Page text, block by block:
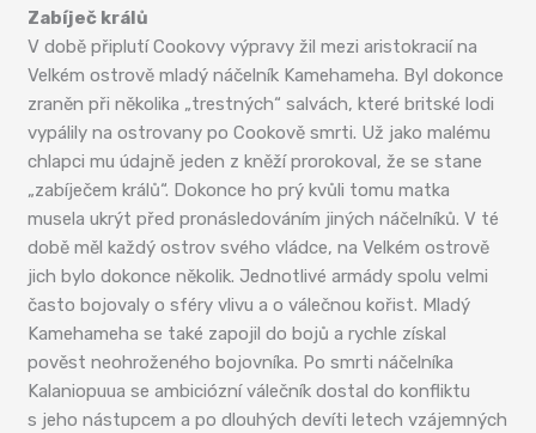
Zabíječ králů
V době připlutí Cookovy výpravy žil mezi aristokracií na
Velkém ostrově mladý náčelník Kamehameha. Byl dokonce
zraněn při několika „trestných“ salvách, které britské lodi
vypálily na ostrovany po Cookově smrti. Už jako malému
chlapci mu údajně jeden z kněží prorokoval, že se stane
„zabíječem králů“. Dokonce ho prý kvůli tomu matka
musela ukrýt před pronásledováním jiných náčelníků. V té
době měl každý ostrov svého vládce, na Velkém ostrově
jich bylo dokonce několik. Jednotlivé armády spolu velmi
často bojovaly o sféry vlivu a o válečnou kořist. Mladý
Kamehameha se také zapojil do bojů a rychle získal
pověst neohroženého bojovníka. Po smrti náčelníka
Kalaniopuua se ambiciózní válečník dostal do konfliktu
s jeho nástupcem a po dlouhých devíti letech vzájemných